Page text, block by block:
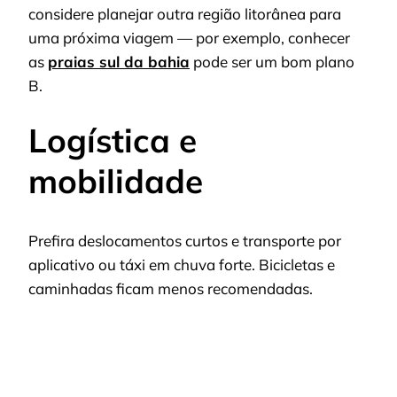
considere planejar outra região litorânea para
uma próxima viagem — por exemplo, conhecer
as praias sul da bahia pode ser um bom plano
B.
Logística e
mobilidade
Prefira deslocamentos curtos e transporte por
aplicativo ou táxi em chuva forte. Bicicletas e
caminhadas ficam menos recomendadas.